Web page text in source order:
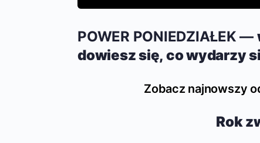
POWER PONIEDZIAŁEK —
dowiesz się, co wydarzy
Zobacz najnowszy
Rok